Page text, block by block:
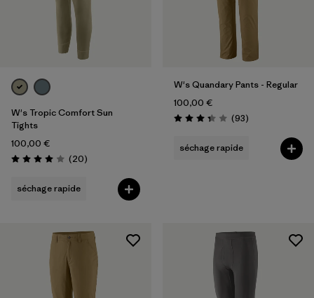
W's Tropic Comfort Sun
Tights
100,00 €
Évaluation: 4.0 / 5
(20Avis
)
séchage rapide
W's Quandary Pants - Regular
100,00 €
Évaluation: 3.3 / 5
(93Avis
)
séchage rapide